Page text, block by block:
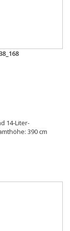
14-Liter-
390 cm